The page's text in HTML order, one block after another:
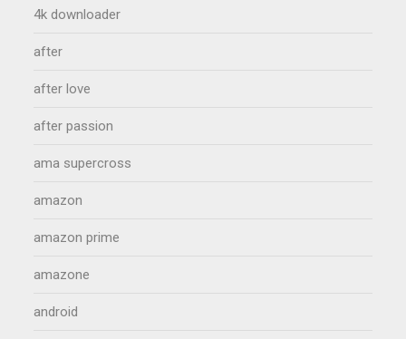
4k downloader
after
after love
after passion
ama supercross
amazon
amazon prime
amazone
android